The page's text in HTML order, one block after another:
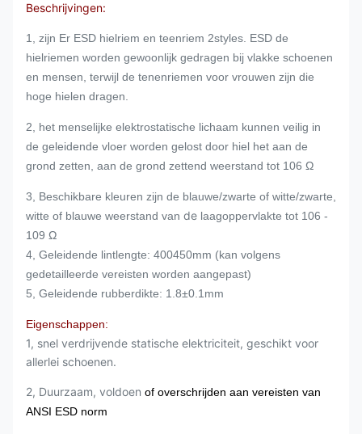
Beschrijvingen:
1, zijn Er ESD hielriem en teenriem 2styles. ESD de
hielriemen worden gewoonlijk gedragen bij vlakke schoenen
en mensen, terwijl de tenenriemen voor vrouwen zijn die
hoge hielen dragen.
2, het menselijke elektrostatische lichaam kunnen veilig in
de geleidende vloer worden gelost door hiel het aan de
grond zetten, aan de grond zettend weerstand tot 106 Ω
3, Beschikbare kleuren zijn de blauwe/zwarte of witte/zwarte,
witte of blauwe weerstand van de laagoppervlakte tot 106 -
109 Ω
4, Geleidende lintlengte: 400450mm (kan volgens
gedetailleerde vereisten worden aangepast)
5, Geleidende rubberdikte: 1.8±0.1mm
Eigenschappen:
1, snel verdrijvende statische elektriciteit, geschikt voor
allerlei schoenen.
2, Duurzaam, voldoen of overschrijden aan vereisten van
ANSI ESD norm